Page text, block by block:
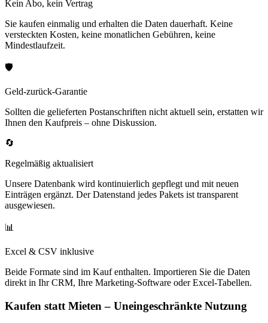
Kein Abo, kein Vertrag
Sie kaufen einmalig und erhalten die Daten dauerhaft. Keine
versteckten Kosten, keine monatlichen Gebühren, keine
Mindestlaufzeit.
🛡️
Geld-zurück-Garantie
Sollten die gelieferten Postanschriften nicht aktuell sein, erstatten wir
Ihnen den Kaufpreis – ohne Diskussion.
🔄
Regelmäßig aktualisiert
Unsere Datenbank wird kontinuierlich gepflegt und mit neuen
Einträgen ergänzt. Der Datenstand jedes Pakets ist transparent
ausgewiesen.
📊
Excel & CSV inklusive
Beide Formate sind im Kauf enthalten. Importieren Sie die Daten
direkt in Ihr CRM, Ihre Marketing-Software oder Excel-Tabellen.
Kaufen statt Mieten – Uneingeschränkte Nutzung